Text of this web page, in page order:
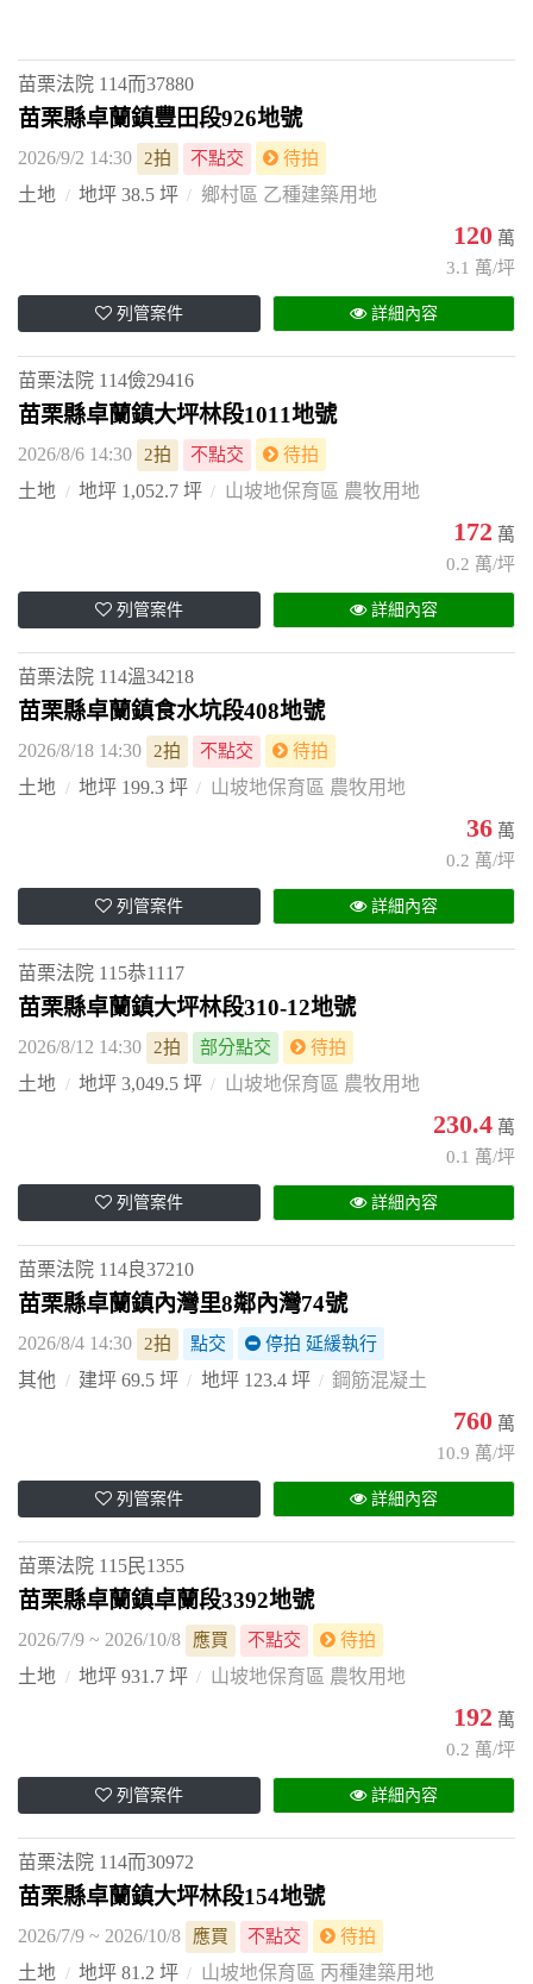
苗栗法院 114而37880
苗栗縣卓蘭鎮豐田段926地號
2026/9/2 14:30 2拍 不點交 待拍
土地 地坪 38.5 坪 鄉村區 乙種建築用地
120 萬
3.1 萬/坪
列管案件 詳細內容
苗栗法院 114儉29416
苗栗縣卓蘭鎮大坪林段1011地號
2026/8/6 14:30 2拍 不點交 待拍
土地 地坪 1,052.7 坪 山坡地保育區 農牧用地
172 萬
0.2 萬/坪
列管案件 詳細內容
苗栗法院 114溫34218
苗栗縣卓蘭鎮食水坑段408地號
2026/8/18 14:30 2拍 不點交 待拍
土地 地坪 199.3 坪 山坡地保育區 農牧用地
36 萬
0.2 萬/坪
列管案件 詳細內容
苗栗法院 115恭1117
苗栗縣卓蘭鎮大坪林段310-12地號
2026/8/12 14:30 2拍 部分點交 待拍
土地 地坪 3,049.5 坪 山坡地保育區 農牧用地
230.4 萬
0.1 萬/坪
列管案件 詳細內容
苗栗法院 114良37210
苗栗縣卓蘭鎮內灣里8鄰內灣74號
2026/8/4 14:30 2拍 點交 停拍 延緩執行
其他 建坪 69.5 坪 地坪 123.4 坪 鋼筋混凝土
760 萬
10.9 萬/坪
列管案件 詳細內容
苗栗法院 115民1355
苗栗縣卓蘭鎮卓蘭段3392地號
2026/7/9 ~ 2026/10/8 應買 不點交 待拍
土地 地坪 931.7 坪 山坡地保育區 農牧用地
192 萬
0.2 萬/坪
列管案件 詳細內容
苗栗法院 114而30972
苗栗縣卓蘭鎮大坪林段154地號
2026/7/9 ~ 2026/10/8 應買 不點交 待拍
土地 地坪 81.2 坪 山坡地保育區 丙種建築用地